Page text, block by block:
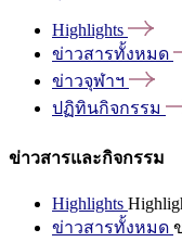
Highlights
ข่าวสารทั้งหมด
ข่าวจุฬาฯ
ปฏิทินกิจกรรม
ข่าวสารและกิจกรรม
Highlights
ข่าวสารทั้งหมด